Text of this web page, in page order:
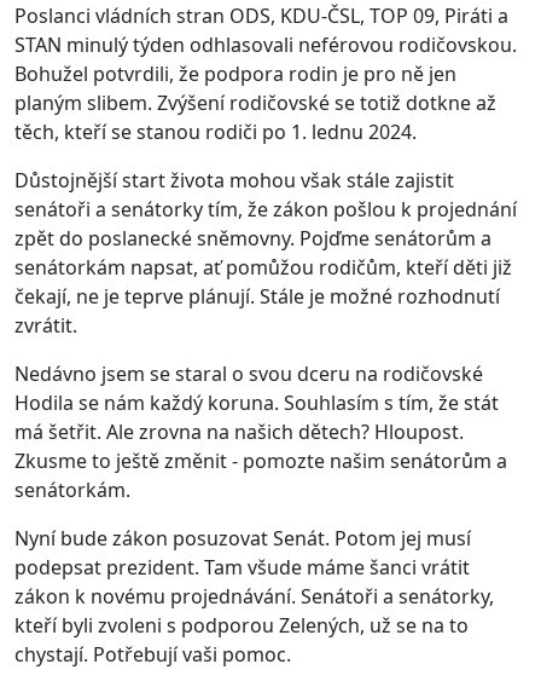
Poslanci vládních stran ODS, KDU-ČSL, TOP 09, Piráti a
STAN minulý týden odhlasovali neférovou rodičovskou.
Bohužel potvrdili, že podpora rodin je pro ně jen
planým slibem. Zvýšení rodičovské se totiž dotkne až
těch, kteří se stanou rodiči po 1. lednu 2024.
Důstojnější start života mohou však stále zajistit
senátoři a senátorky tím, že zákon pošlou k projednání
zpět do poslanecké sněmovny. Pojďme senátorům a
senátorkám napsat, ať pomůžou rodičům, kteří děti již
čekají, ne je teprve plánují. Stále je možné rozhodnutí
zvrátit.
Nedávno jsem se staral o svou dceru na rodičovské
Hodila se nám každý koruna. Souhlasím s tím, že stát
má šetřit. Ale zrovna na našich dětech? Hloupost.
Zkusme to ještě změnit - pomozte našim senátorům a
senátorkám.
Nyní bude zákon posuzovat Senát. Potom jej musí
podepsat prezident. Tam všude máme šanci vrátit
zákon k novému projednávání. Senátoři a senátorky,
kteří byli zvoleni s podporou Zelených, už se na to
chystají. Potřebují vaši pomoc.